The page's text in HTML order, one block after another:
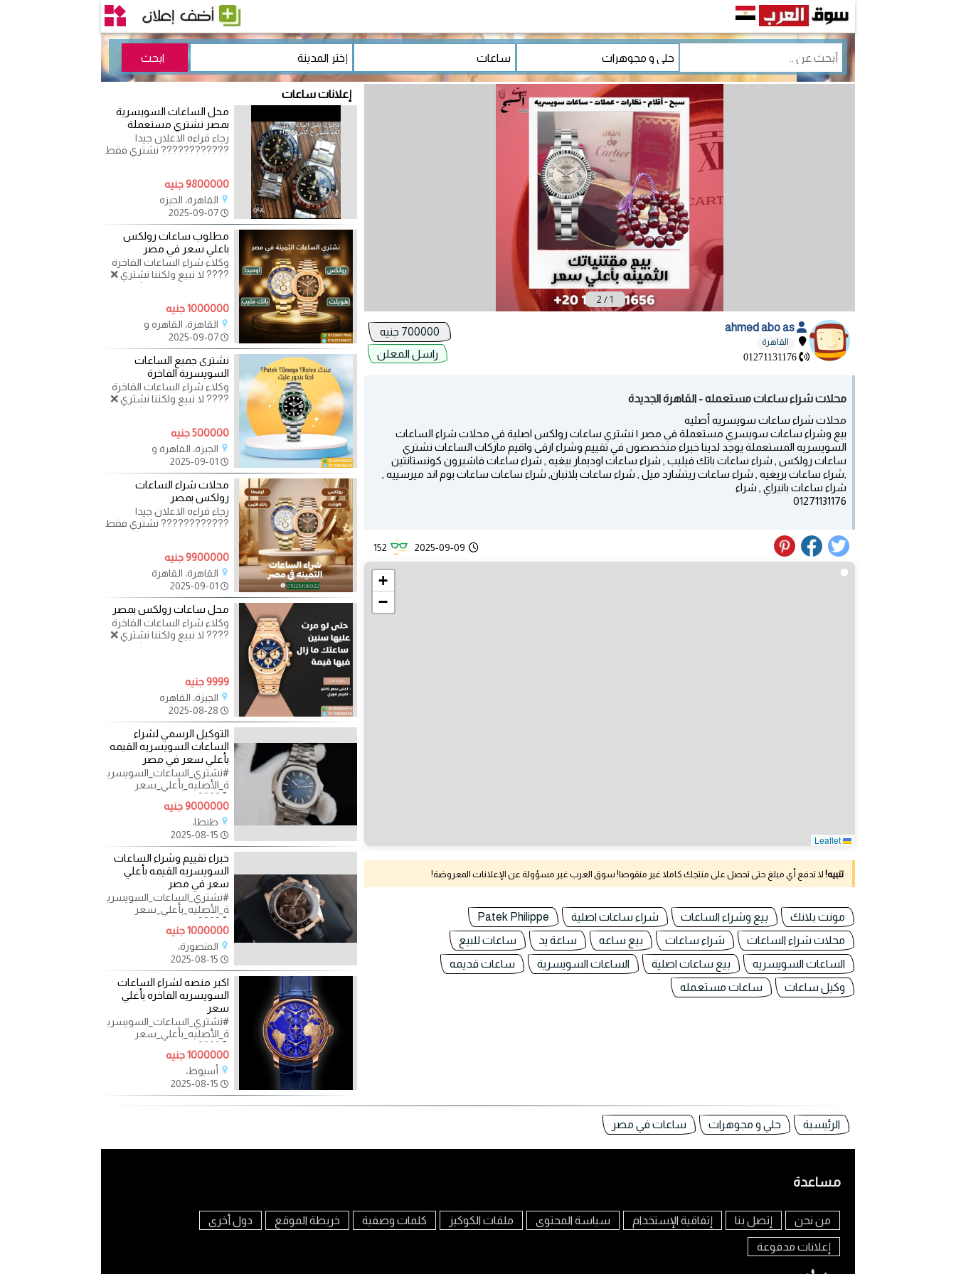
1
/
2
القاهرة
01271131176
راسل المعلن
محلات شراء ساعات مستعمله - القاهرة الجديدة
محلات شراء ساعات سويسريه أصليه
بيع وشراء ساعات سويسري مستعملة في مصر | نشتري ساعات رولكس اصلية في محلات شراء الساعات
السويسريه المستعملة يوجد لدينا خبراء متخصصون في تقييم وشراء ارقى واقيم ماركات الساعات نشتري
ساعات رولكس , شراء ساعات باتك فيليب , شراء ساعات اوديمار بيغيه , شراء ساعات فاشيرون كونستانتين
,شراء ساعات بريغيه , شراء ساعات ريتشارد ميل , شراء ساعات بلانبان, شراء ساعات ساعات بوم اند ميرسييه ,
شراء ساعات بانيراي , شراء
01271131176
2025-09-09
152
+
−
تنبيه! لا تدفع أي مبلغ حتى تحصل على منتجك كاملا غير منقوصا! سوق العرب غير مسؤولة عن الإعلانات المعروضة!
مونت بلانك بيع وشراء الساعات شراء ساعات اصلية
Patek Philippe
محلات شراء الساعات
شراء ساعات بيع ساعه ساعة يد
ساعات للبيع
الساعات السويسريه
بيع ساعات اصلية الساعات السويسرية
ساعات قديمه
وكيل ساعات
ساعات مستعمله
إعلانات ساعات
محل الساعات السويسرية
بمصر نشتري مستعملة
رجاء قراءه الاعلان جيدا
???????????? نشتري فقط
لا نبيع ‎مطلوب اقلام كارتييه -
9800000 جنيه
القاهرة، الجيزه
2025-09-07
مطلوب ساعات رولكس
باعلي سعر في مصر
وكلاء شراء الساعات الفاخرة
???? لا نبيع ولكننا نشتري ❌
اذا كان لديك ساعات ثمينة
1000000 جنيه
القاهرة، القاهره و
2025-09-07
نشترى جميع الساعات
السويسرية الفاخرة
وكلاء شراء الساعات الفاخرة
???? لا نبيع ولكننا نشتري ❌
اذا كان لديك ساعات ثمينة
500000 جنيه
الجيزة، القاهرة و
2025-09-01
محلات شراء الساعات
رولكس بمصر
رجاء قراءه الاعلان جيدا
???????????? نشتري فقط
لا نبيع ‎مطلوب اقلام كارتييه -
9900000 جنيه
القاهرة، القاهرة
2025-09-01
محل ساعات رولكس بمصر
وكلاء شراء الساعات الفاخرة
???? لا نبيع ولكننا نشتري ❌
اذا كان لديك ساعات ثمينة
9999 جنيه
الجيزة، القاهره
2025-08-28
التوكيل الرسمي لشراء
الساعات السويسريه القيمه
بأعلي سعر في مصر
#نشتري_الساعات_السويسري
ة_الأصليه_بأعلي_سعر
⌚???? متخصصون في تقييم
وشراء الساعات الثمينة.. ⌚
⌚????
9000000 جنيه
طنطا،
2025-08-15
خبراء تقييم وشراء الساعات
السويسريه القيمه بأعلي
سعر في مصر
#نشتري_الساعات_السويسري
ة_الأصليه_بأعلي_سعر
⌚???? متخصصون في تقييم
وشراء الساعات الثمينة.. ⌚
⌚????
1000000 جنيه
المنصورة،
2025-08-15
اكبر منصه لشراء الساعات
السويسريه الفاخره بأغلي
سعر
#نشتري_الساعات_السويسري
ة_الأصليه_بأعلي_سعر
⌚???? متخصصون في تقييم
وشراء الساعات الثمينة.. ⌚
⌚????
1000000 جنيه
أسيوط،
2025-08-15
الرئيسية حلي و مجوهرات ساعات في مصر
مساعدة
من نحن إتصل بنا إتفاقية الإستخدام سياسة المحتوى ملفات الكوكيز كلمات وصفية خريطة الموقع دول أخرى
إعلانات مدفوعة